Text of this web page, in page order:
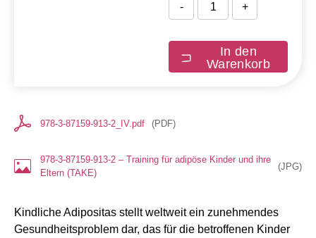
- +
In den
Warenkorb
978-3-87159-913-2_IV.pdf (PDF)
978-3-87159-913-2 – Training für adipöse Kinder und ihre
Eltern (TAKE)
(JPG)
Kindliche Adipositas stellt weltweit ein zunehmendes
Gesundheitsproblem dar, das für die betroffenen Kinder